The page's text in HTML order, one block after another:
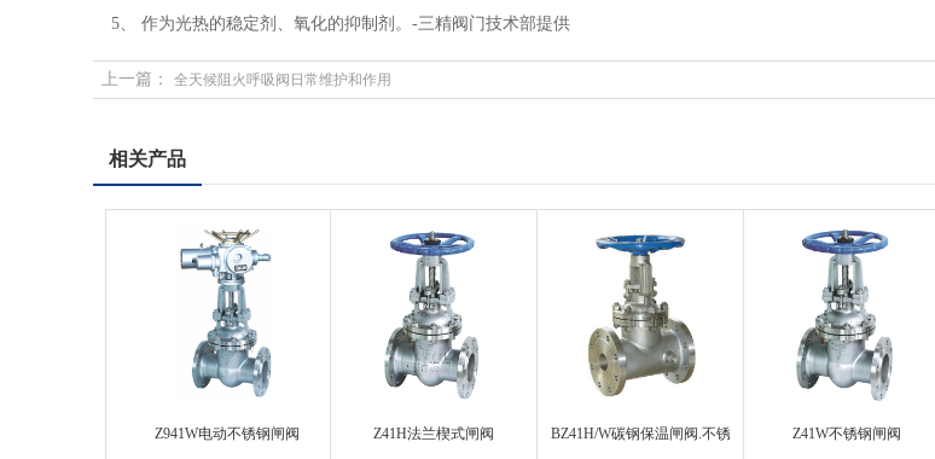
5、 作为光热的稳定剂、氧化的抑制剂。-三精阀门技术部提供
上一篇： 全天候阻火呼吸阀日常维护和作用
相关产品
Z941W电动不锈钢闸阀 Z41H法兰楔式闸阀 BZ41H/W碳钢保温闸阀.不锈 Z41W不锈钢闸阀